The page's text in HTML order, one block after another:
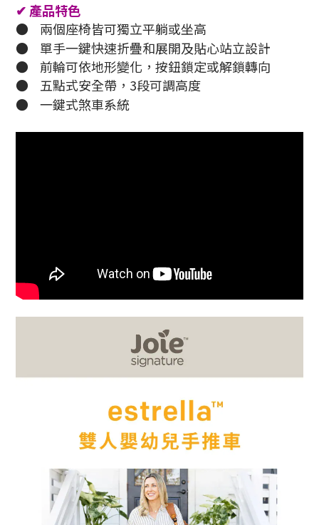
✔ 產品特色
●
兩個座椅皆可獨立平躺或坐高
●
單手一鍵快速折疊和展開及貼心站立設計
●
前輪可依地形變化，按鈕鎖定或解鎖轉向
●
五點式安全帶，3段可調高度
●
一鍵式煞車系統